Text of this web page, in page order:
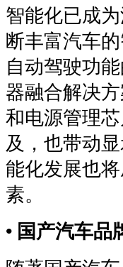
智能化已成
断丰富汽车
自动驾驶功
器融合解决
和电源管理
及，也带动
能化发展也
素。
• 国产汽车品